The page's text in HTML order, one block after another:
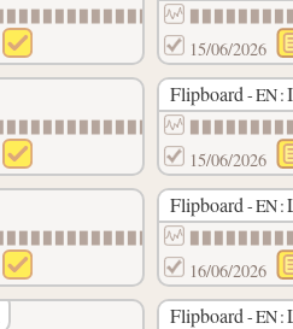
15/06/2026
Flipboard - EN :
15/06/2026
Flipboard - EN :
16/06/2026
Flipboard - EN :